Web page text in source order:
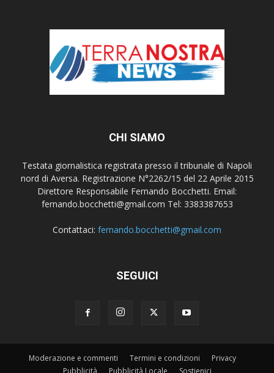
CHI SIAMO
Testata giornalistica registrata presso il tribunale di Napoli
nord di Aversa. Registrazione N°2262/15 del 22 Aprile 2015
Direttore Responsabile Fernando Bocchetti. Email:
fernando.bocchetti@gmail.com Tel: 3383387653
Contattaci: fernando.bocchetti@gmail.com
SEGUICI
Moderazione e commenti Termini e condizioni
Privacy
Pubblicità
Pubblicità Locale Sostienici